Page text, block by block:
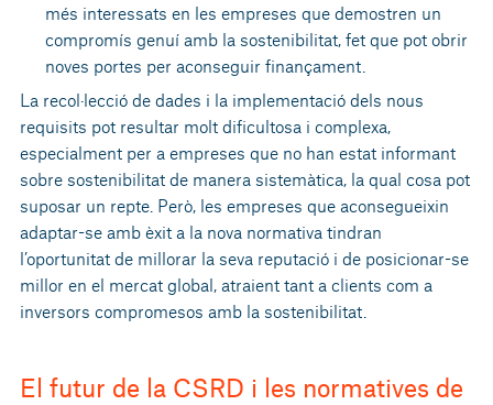
més interessats en les empreses que demostren un
compromís genuí amb la sostenibilitat, fet que pot obrir
noves portes per aconseguir finançament.
La recol·lecció de dades i la implementació dels nous
requisits pot resultar molt dificultosa i complexa,
especialment per a empreses que no han estat informant
sobre sostenibilitat de manera sistemàtica, la qual cosa pot
suposar un repte. Però, les empreses que aconsegueixin
adaptar-se amb èxit a la nova normativa tindran
l’oportunitat de millorar la seva reputació i de posicionar-se
millor en el mercat global, atraient tant a clients com a
inversors compromesos amb la sostenibilitat.
El futur de la CSRD i les normatives de